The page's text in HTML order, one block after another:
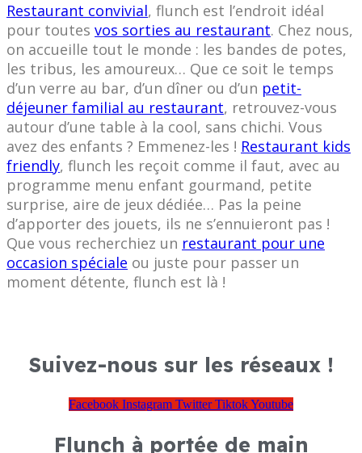
Restaurant convivial, flunch est l’endroit idéal
pour toutes vos sorties au restaurant. Chez nous,
on accueille tout le monde : les bandes de potes,
les tribus, les amoureux… Que ce soit le temps
d’un verre au bar, d’un dîner ou d’un petit-
déjeuner familial au restaurant, retrouvez-vous
autour d’une table à la cool, sans chichi. Vous
avez des enfants ? Emmenez-les ! Restaurant kids
friendly, flunch les reçoit comme il faut, avec au
programme menu enfant gourmand, petite
surprise, aire de jeux dédiée… Pas la peine
d’apporter des jouets, ils ne s’ennuieront pas !
Que vous recherchiez un restaurant pour une
occasion spéciale ou juste pour passer un
moment détente, flunch est là !
Suivez-nous sur les réseaux !
Facebook Instagram Twitter TiktokYoutube
Flunch à portée de main